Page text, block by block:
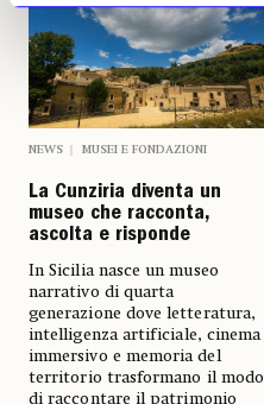
NEWS MUSEI E FONDAZIONI
La Cunziria diventa un
museo che racconta,
ascolta e risponde
In Sicilia nasce un museo
narrativo di quarta
generazione dove letteratura,
intelligenza artificiale, cinema
immersivo e memoria del
territorio trasformano il modo
di raccontare il patrimonio